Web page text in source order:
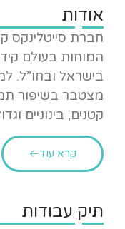
אודות
חברת סייטלינקס
המוחות בעולם
מצטבר בשיפור
קטנים, בינוניים
קרא עוד
תיק עבודות